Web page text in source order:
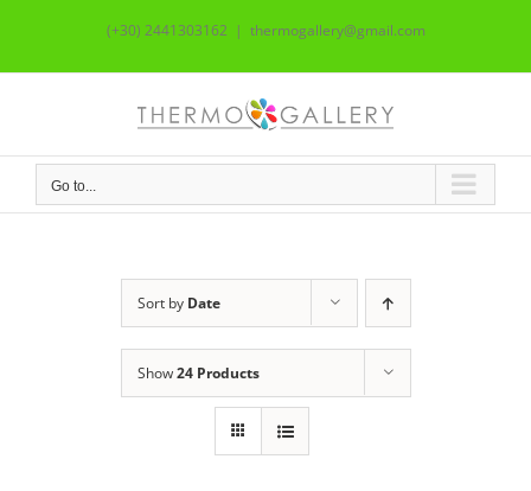
(+30) 2441303162 | thermogallery@gmail.com
Go to...
Sort by Date
Show24 Products